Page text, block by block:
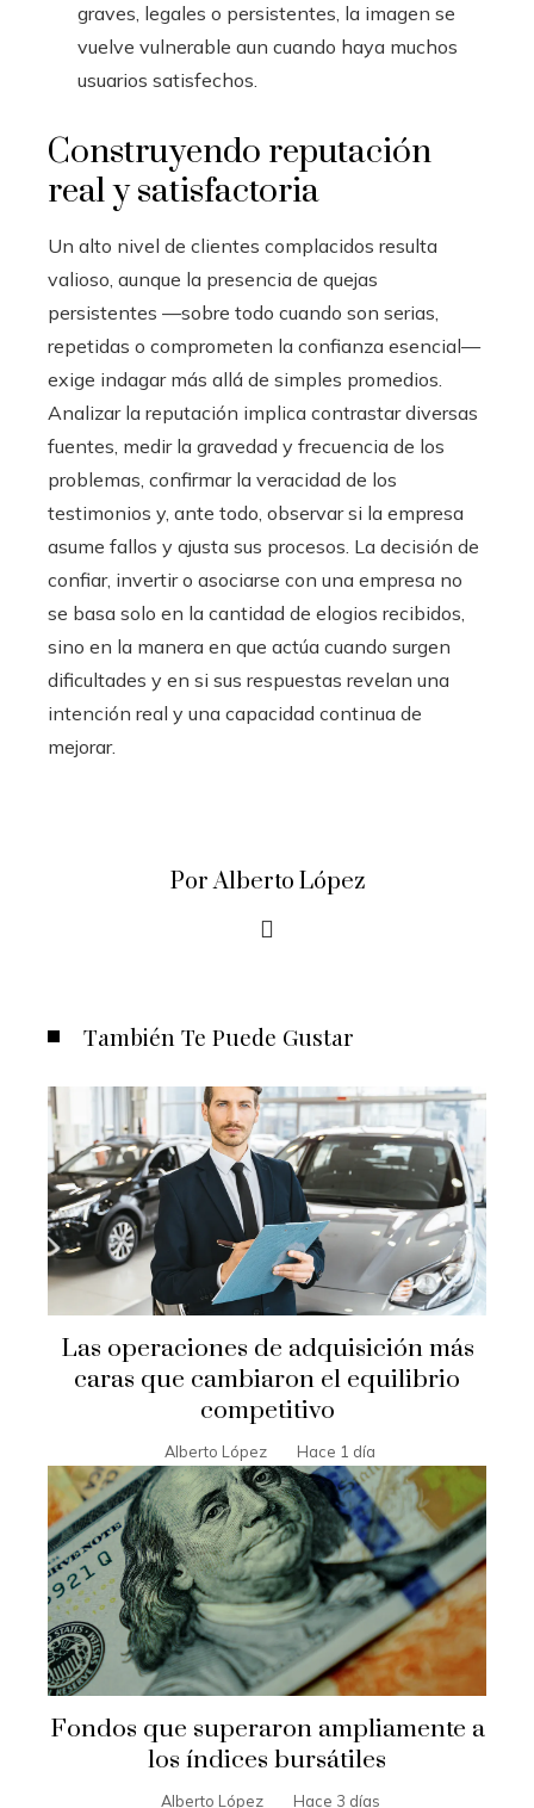
graves, legales o persistentes, la imagen se
vuelve vulnerable aun cuando haya muchos
usuarios satisfechos.
Construyendo reputación
real y satisfactoria
Un alto nivel de clientes complacidos resulta
valioso, aunque la presencia de quejas
persistentes —sobre todo cuando son serias,
repetidas o comprometen la confianza esencial—
exige indagar más allá de simples promedios.
Analizar la reputación implica contrastar diversas
fuentes, medir la gravedad y frecuencia de los
problemas, confirmar la veracidad de los
testimonios y, ante todo, observar si la empresa
asume fallos y ajusta sus procesos. La decisión de
confiar, invertir o asociarse con una empresa no
se basa solo en la cantidad de elogios recibidos,
sino en la manera en que actúa cuando surgen
dificultades y en si sus respuestas revelan una
intención real y una capacidad continua de
mejorar.
Por Alberto López
También Te Puede Gustar
Las operaciones de adquisición más
caras que cambiaron el equilibrio
competitivo
Alberto López Hace 1 día
Fondos que superaron ampliamente a
los índices bursátiles
Alberto López Hace 3 días